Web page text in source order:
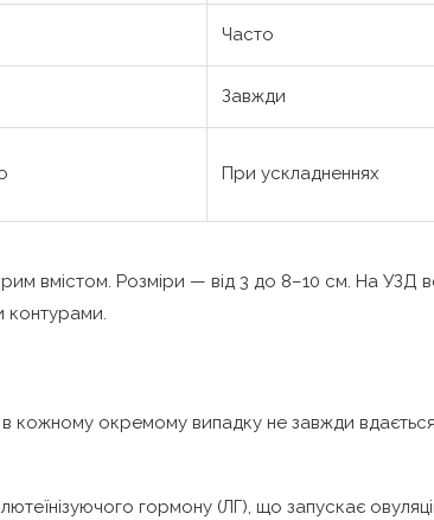
Часто
Завжди
При ускладненнях
вмістом. Розміри — від 3 до 8–10 см. На УЗД
контурами.
в кожному окремому випадку не завжди
гормону (ЛГ), що запускає